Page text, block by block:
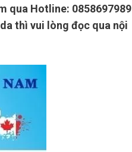
qua Hotline: 0858697989
thì vui lòng đọc qua nội